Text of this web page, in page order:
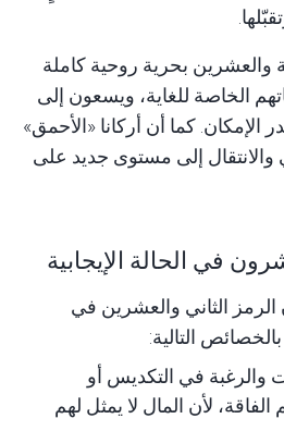
والعشرين بحرية روحية كاملة
الخاصة للغاية، ويسعون إلى
كما أن أركانا «الأحمق»
إلى مستوى جديد على
في الحالة الإيجابية
الثاني والعشرين في
التالية:
والرغبة في التكديس أو
الفاقة، لأن المال لا يمثل لهم